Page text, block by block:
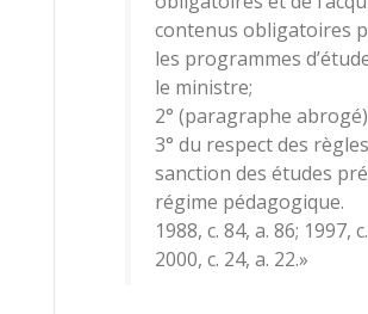
contenus obligatoires
les programmes
le ministre;
2° (paragraphe
3° du respect des
sanction des études
régime pédagogique.
1988, c. 84, a. 86; 1997,
2000, c. 24, a. 22.»